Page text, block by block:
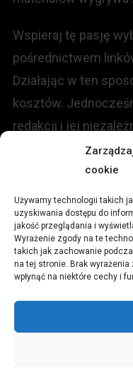
cookie
Używamy technologii takich
uzyskiwania dostępu do
jakość przeglądania i
Wyrażenie zgody na te
takich jak zachowanie
na tej stronie. Brak
wpłynąć na niektóre cechy i
Wspieraj tę pasję
pośrednictwem
Działając w ten
kosztów.
redakcji i jej
Redakcja portalu:
ul.Stara 13, 42-600
TEL:+48 509 547